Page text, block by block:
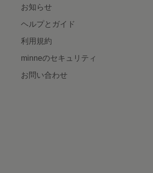
お知らせ
ヘルプとガイド
利用規約
minneのセキュリティ
お問い合わせ